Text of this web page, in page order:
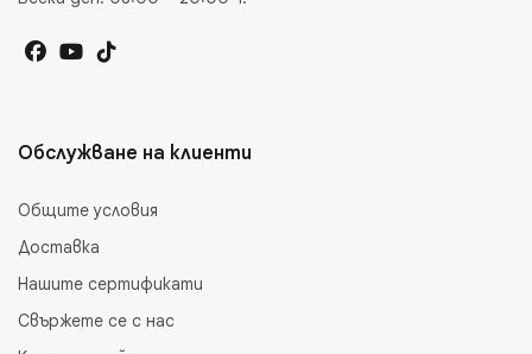
Обслужване на клиенти
Общите условия
Доставка
Нашите сертификати
Свържете се с нас